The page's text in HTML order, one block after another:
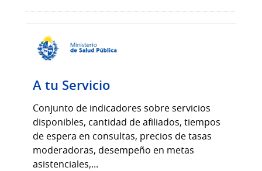
A tu Servicio
Conjunto de indicadores sobre servicios
disponibles, cantidad de afiliados, tiempos
de espera en consultas, precios de tasas
moderadoras, desempeño en metas
asistenciales,...